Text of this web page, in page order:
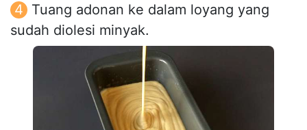
Tuang adonan ke dalam loyang yang
sudah diolesi minyak.